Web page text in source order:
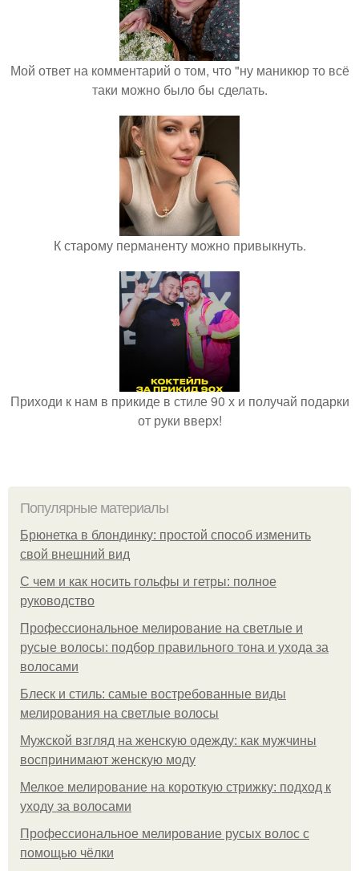
Мой ответ на комментарий о том, что "ну маникюр то всё
таки можно было бы сделать.
К старому перманенту можно привыкнуть.
Приходи к нам в прикиде в стиле 90 х и получай подарки
от руки вверх!
Популярные материалы
Брюнетка в блондинку: простой способ изменить
свой внешний вид
С чем и как носить гольфы и гетры: полное
руководство
Профессиональное мелирование на светлые и
русые волосы: подбор правильного тона и ухода за
волосами
Блеск и стиль: самые востребованные виды
мелирования на светлые волосы
Мужской взгляд на женскую одежду: как мужчины
воспринимают женскую моду
Мелкое мелирование на короткую стрижку: подход к
уходу за волосами
Профессиональное мелирование русых волос с
помощью чёлки